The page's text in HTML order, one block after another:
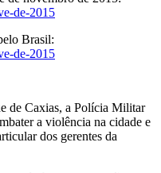
de-2015
Brasil:
de-2015
de Caxias, a Polícia Militar
a violência na cidade e
dos gerentes da